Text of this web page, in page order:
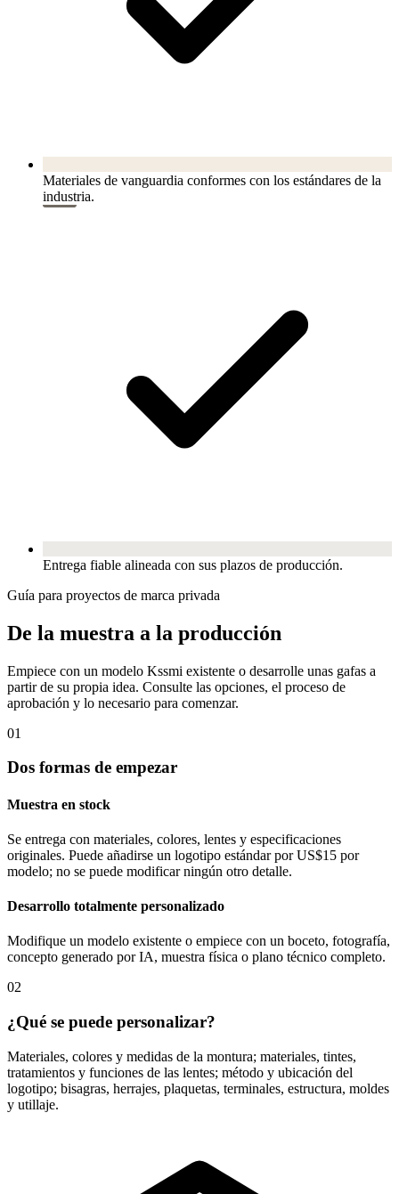
Materiales de vanguardia conformes con los estándares de la
industria.
Entrega fiable alineada con sus plazos de producción.
Guía para proyectos de marca privada
De la muestra a la producción
Empiece con un modelo Kssmi existente o desarrolle unas gafas a
partir de su propia idea. Consulte las opciones, el proceso de
aprobación y lo necesario para comenzar.
01
Dos formas de empezar
Muestra en stock
Se entrega con materiales, colores, lentes y especificaciones
originales. Puede añadirse un logotipo estándar por US$15 por
modelo; no se puede modificar ningún otro detalle.
Desarrollo totalmente personalizado
Modifique un modelo existente o empiece con un boceto, fotografía,
concepto generado por IA, muestra física o plano técnico completo.
02
¿Qué se puede personalizar?
Materiales, colores y medidas de la montura; materiales, tintes,
tratamientos y funciones de las lentes; método y ubicación del
logotipo; bisagras, herrajes, plaquetas, terminales, estructura, moldes
y utillaje.